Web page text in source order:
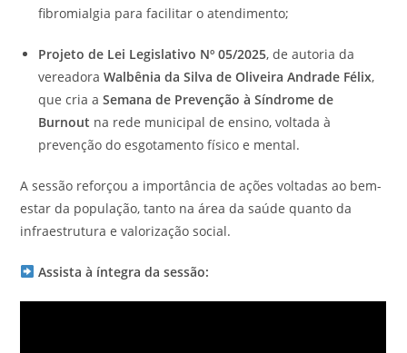
fibromialgia para facilitar o atendimento;
Projeto de Lei Legislativo Nº 05/2025, de autoria da
vereadoraWalbênia da Silva de Oliveira Andrade Félix,
que cria aSemana de Prevenção à Síndrome de
Burnout na rede municipal de ensino, voltada à
prevenção do esgotamento físico e mental.
A sessão reforçou a importância de ações voltadas ao bem-
estar da população, tanto na área da saúde quanto da
infraestrutura e valorização social.
Assista à íntegra da sessão: